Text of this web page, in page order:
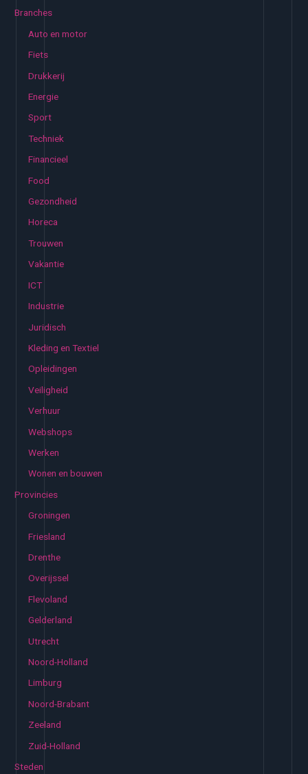
Branches
Auto en motor
Fiets
Drukkerij
Energie
Sport
Techniek
Financieel
Food
Gezondheid
Horeca
Trouwen
Vakantie
ICT
Industrie
Juridisch
Kleding en Textiel
Opleidingen
Veiligheid
Verhuur
Webshops
Werken
Wonen en bouwen
Provincies
Groningen
Friesland
Drenthe
Overijssel
Flevoland
Gelderland
Utrecht
Noord-Holland
Limburg
Noord-Brabant
Zeeland
Zuid-Holland
Steden